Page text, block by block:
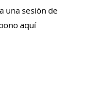
una sesión de
aquí